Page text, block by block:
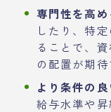
専門性を高め
したり、特
ることで、
の配置が期待
より条件の
給与水準や